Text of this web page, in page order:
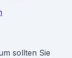
sollten Sie